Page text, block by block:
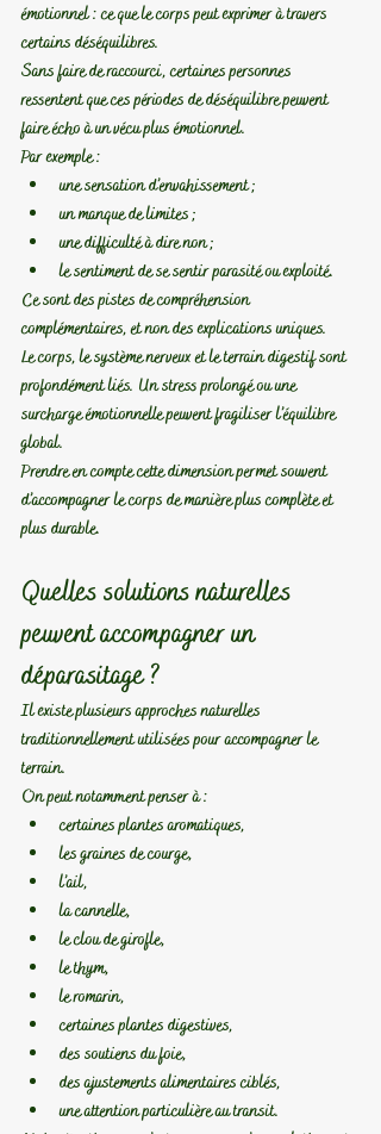
émotionnel : ce que le corps peut exprimer à travers
certains déséquilibres.
Sans faire de raccourci, certaines personnes
ressentent que ces périodes de déséquilibre peuvent
faire écho à un vécu plus émotionnel.
Par exemple :
une sensation d’envahissement ;
un manque de limites ;
une difficulté à dire non ;
le sentiment de se sentir parasité ou exploité.
Ce sont des pistes de compréhension
complémentaires, et non des explications uniques.
Le corps, le système nerveux et le terrain digestif sont
profondément liés. Un stress prolongé ou une
surcharge émotionnelle peuvent fragiliser l’équilibre
global.
Prendre en compte cette dimension permet souvent
d’accompagner le corps de manière plus complète et
plus durable.
Quelles solutions naturelles
peuvent accompagner un
déparasitage ?
Il existe plusieurs approches naturelles
traditionnellement utilisées pour accompagner le
terrain.
On peut notamment penser à :
certaines plantes aromatiques,
les graines de courge,
l’ail,
la cannelle,
le clou de girofle,
le thym,
le romarin,
certaines plantes digestives,
des soutiens du foie,
des ajustements alimentaires ciblés,
une attention particulière au transit.